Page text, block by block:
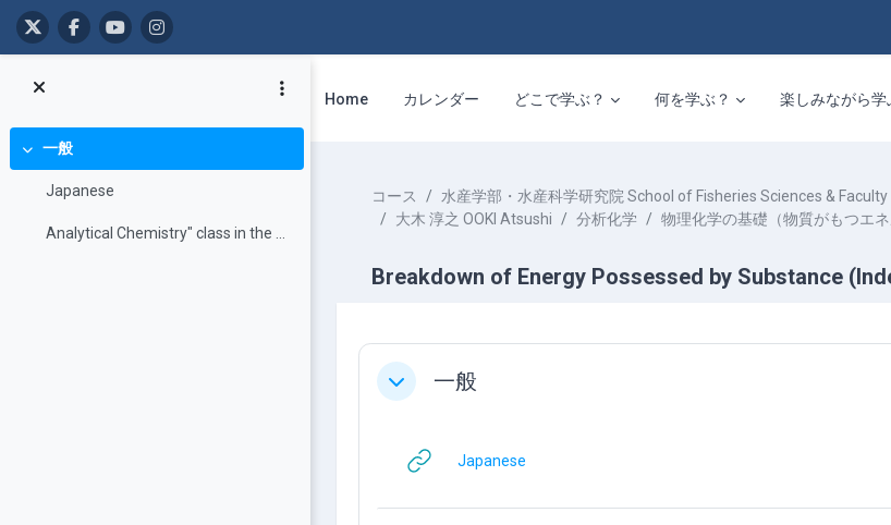
Home カレンダー どこで学ぶ？ 何を学ぶ？ 楽しみながら学
折りたたむ
一般
Japanese
Analytical Chemistry" class in the Department of M...
コース 水産学部・水産科学研究院 School of Fisheries Sciences &
大木 淳之 OOKI Atsushi
分析化学 物理化学の基礎（物質がもつエネ
Breakdown of Energy Possessed by Substance
セクションアウトライン
折りたたむ
一般
Japanese